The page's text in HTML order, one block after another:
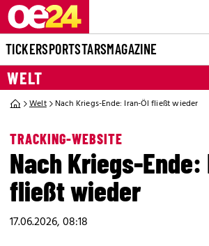
TICKERSPORTSTARSMAGAZINE
WELT
Welt Nach Kriegs-Ende: Iran-Öl fließt wieder
TRACKING-WEBSITE
Nach Kriegs-Ende:
fließt wieder
17.06.2026, 08:18